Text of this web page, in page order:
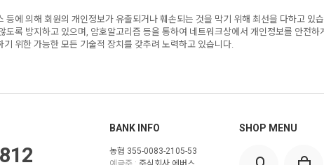
등에 의해 회원의 개인정보가 유출되거나 훼손되는 것을 막기 위해 최선을 다하고
도록 방지하고 있으며, 암호알고리즘 등을 통하여 네트워크상에서 개인정보를 안전
위한 가능한 모든 기술적 장치를 갖추려 노력하고 있습니다.
BANK INFO
농협 355-0083-2105-53
SHOP MENU